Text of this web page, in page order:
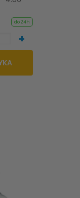
do 24h
+